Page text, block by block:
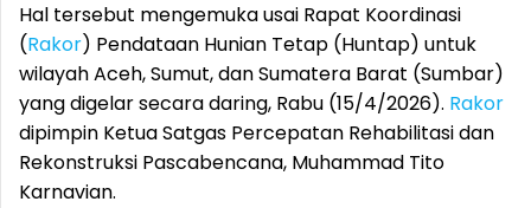
Hal tersebut mengemuka usai Rapat Koordinasi
(Rakor) Pendataan Hunian Tetap (Huntap) untuk
wilayah Aceh, Sumut, dan Sumatera Barat (Sumbar)
yang digelar secara daring, Rabu (15/4/2026). Rakor
dipimpin Ketua Satgas Percepatan Rehabilitasi dan
Rekonstruksi Pascabencana, Muhammad Tito
Karnavian.